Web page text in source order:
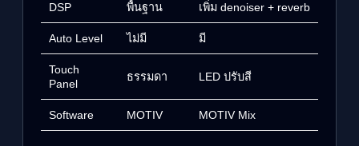
DSP พื้นฐาน เพิ่ม denoiser + reverb
Auto Level ไม่มี มี
Touch
Panel
ธรรมดา LED ปรับสี
Software MOTIV MOTIV Mix